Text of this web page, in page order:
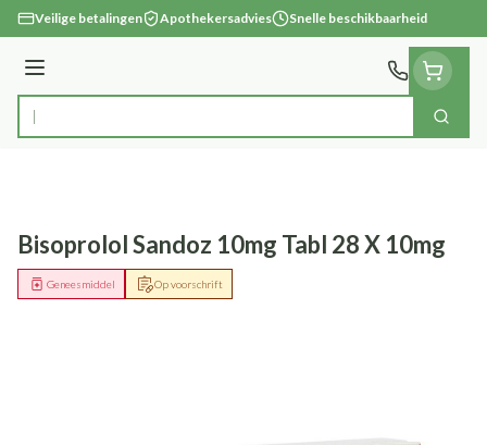
Ga naar de inhoud
Veilige betalingen Apothekersadvies Snelle beschikbaarheid
Menu
Product, merk, categorie... Zoek
Bisoprolol Sandoz 10mg Tabl 28 X 10mg
Op voorschrift
Geneesmiddel